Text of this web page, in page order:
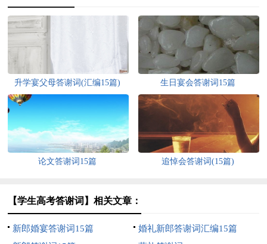
升学宴父母答谢词(汇编15篇) 生日宴会答谢词15篇
论文答谢词15篇 追悼会答谢词(15篇)
【学生高考答谢词】相关文章：
新郎婚宴答谢词15篇
婚礼新郎答谢词汇编15篇